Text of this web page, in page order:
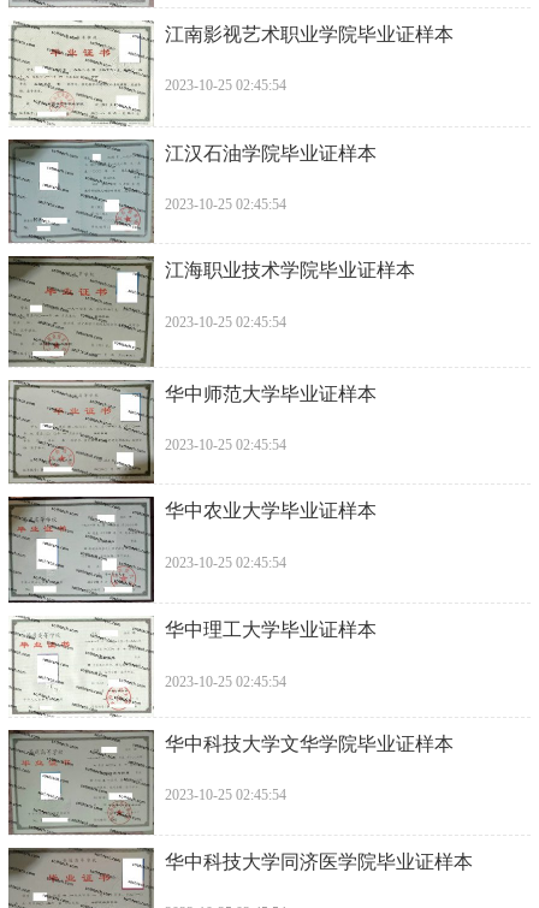
江南影视艺术职业学院毕业证样本
2023-10-25 02:45:54
江汉石油学院毕业证样本
2023-10-25 02:45:54
江海职业技术学院毕业证样本
2023-10-25 02:45:54
华中师范大学毕业证样本
2023-10-25 02:45:54
华中农业大学毕业证样本
2023-10-25 02:45:54
华中理工大学毕业证样本
2023-10-25 02:45:54
华中科技大学文华学院毕业证样本
2023-10-25 02:45:54
华中科技大学同济医学院毕业证样本